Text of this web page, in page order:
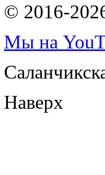
© 2016-
Мы на
Наверх